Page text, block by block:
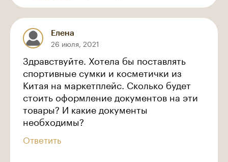
Елена
26 июля, 2021
Здравствуйте. Хотела бы поставлять
спортивные сумки и косметички из
Китая на маркетплейс. Сколько будет
стоить оформление документов на эти
товары? И какие документы
необходимы?
Ответить